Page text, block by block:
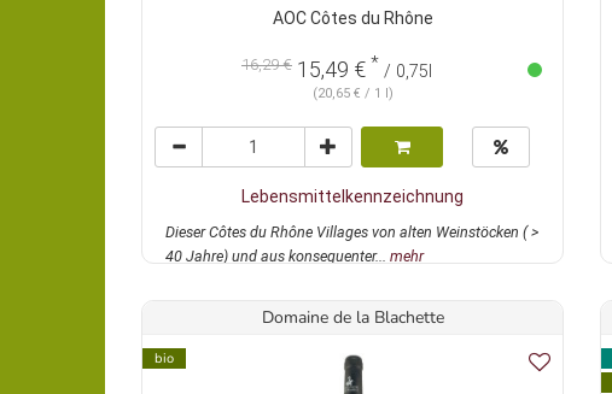
AOC Côtes du Rhône
16,29 € 15,49 € * / 0,75l
(20,65 € / 1 l)
Lebensmittelkennzeichnung
Dieser Côtes du Rhône Villages von alten Weinstöcken ( >
40 Jahre) und aus konsequenter... mehr
Domaine de la Blachette
bio